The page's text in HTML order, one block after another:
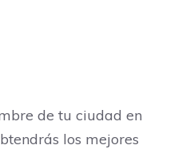
de tu ciudad en
los mejores